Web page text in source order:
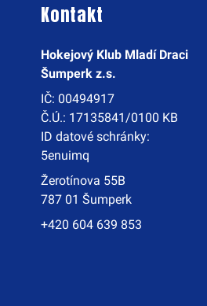
Kontakt
Hokejový Klub Mladí Draci
Šumperk z.s.
IČ: 00494917
Č.Ú.: 17135841/0100 KB
ID datové schránky:
5enuimq
Žerotínova 55B
787 01 Šumperk
+420 604 639 853